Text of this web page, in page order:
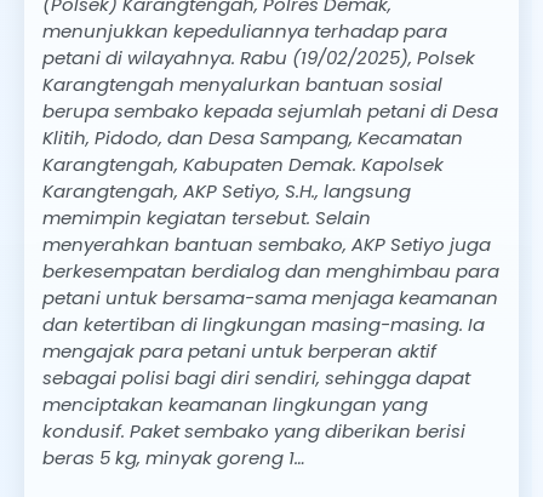
menunjukkan kepeduliannya terhadap para
petani di wilayahnya. Rabu (19/02/2025), Polsek
Karangtengah menyalurkan bantuan sosial
berupa sembako kepada sejumlah petani di Desa
Klitih, Pidodo, dan Desa Sampang, Kecamatan
Karangtengah, Kabupaten Demak. Kapolsek
Karangtengah, AKP Setiyo, S.H., langsung
memimpin kegiatan tersebut. Selain
menyerahkan bantuan sembako, AKP Setiyo juga
berkesempatan berdialog dan menghimbau para
petani untuk bersama-sama menjaga keamanan
dan ketertiban di lingkungan masing-masing. Ia
mengajak para petani untuk berperan aktif
sebagai polisi bagi diri sendiri, sehingga dapat
menciptakan keamanan lingkungan yang
kondusif. Paket sembako yang diberikan berisi
beras 5 kg, minyak goreng 1…